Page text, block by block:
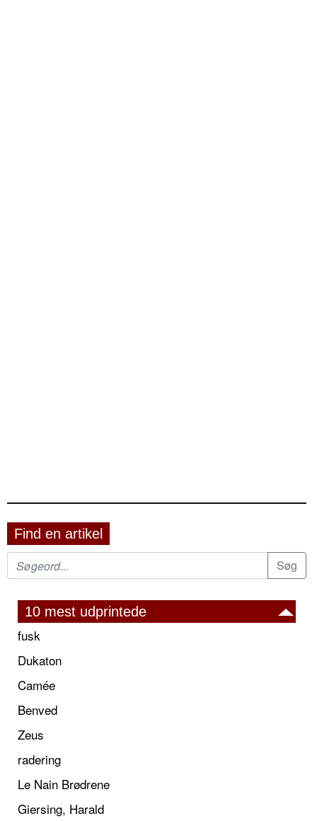
Find en artikel
10 mest udprintede
fusk
Dukaton
Camée
Benved
Zeus
radering
Le Nain Brødrene
Giersing, Harald